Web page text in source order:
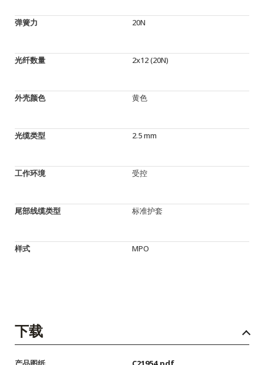
弹簧力 20N
光纤数量 2x12 (20N)
外壳颜色 黄色
光缆类型 2.5 mm
工作环境 受控
尾部线缆类型 标准护套
样式 MPO
下载